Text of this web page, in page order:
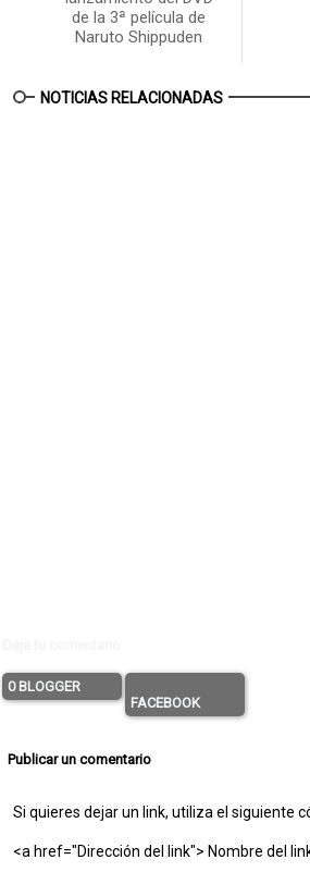
de la 3ª película de
Naruto Shippuden
NOTICIAS RELACIONADAS
0 BLOGGER
FACEBOOK
Publicar un comentario
Si quieres dejar un link, utiliza el siguiente
<a href="Dirección del link"> Nombre del